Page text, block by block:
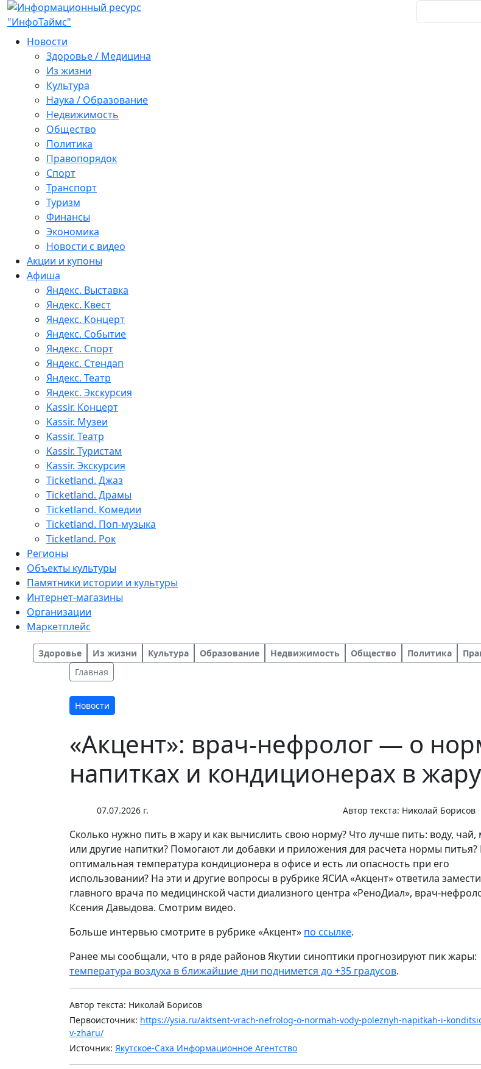
Новости
Здоровье / Медицина
Из жизни
Культура
Наука / Образование
Недвижимость
Общество
Политика
Правопорядок
Спорт
Транспорт
Туризм
Финансы
Экономика
Новости с видео
Акции и купоны
Афиша
Яндекс. Выставка
Яндекс. Квест
Яндекс. Концерт
Яндекс. Событие
Яндекс. Спорт
Яндекс. Стендап
Яндекс. Театр
Яндекс. Экскурсия
Kassir. Концерт
Kassir. Музеи
Kassir. Театр
Kassir. Туристам
Kassir. Экскурсия
Ticketland. Джаз
Ticketland. Драмы
Ticketland. Комедии
Ticketland. Поп-музыка
Ticketland. Рок
Регионы
Объекты культуры
Памятники истории и культуры
Интернет-магазины
Организации
Маркетплейс
Здоровье Из жизни Культура Образование Недвижимость Общество Политика
Главная
Новости
«Акцент»: врач-нефролог — о
напитках и кондиционерах в жару
07.07.2026 г. Автор текста: Николай Борисов
Сколько нужно пить в жару и как вычислить свою норму? Что лучше пить: воду,
или другие напитки? Помогают ли добавки и приложения для расчета нормы питья?
оптимальная температура кондиционера в офисе и есть ли опасность при его
использовании? На эти и другие вопросы в рубрике ЯСИА «Акцент» ответила
главного врача по медицинской части диализного центра «РеноДиал», врач-
Ксения Давыдова. Смотрим видео.
Больше интервью смотрите в рубрике «Акцент» по ссылке.
Ранее мы сообщали, что в ряде районов Якутии синоптики прогнозируют пик жары:
температура воздуха в ближайшие дни поднимется до +35 градусов.
Автор текста: Николай Борисов
Первоисточник: https://ysia.ru/aktsent-vrach-nefrolog-o-normah-vody-poleznyh-napitkah-i-
v-zharu/
Источник: Якутское-Саха Информационное Агентство